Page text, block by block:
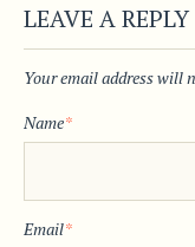
LEAVE A REPLY
Your email address will
Name*
Email*